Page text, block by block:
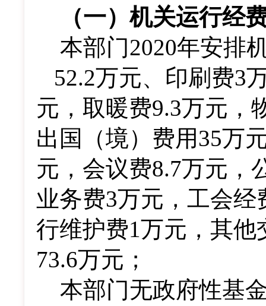
（一）机关运行经
本部门2020年安排
52.2万元、印刷费3
元，取暖费9.3万元，
出国（境）费用35万
元，会议费8.7万元，
业务费3万元，工会
行维护费1万元，其
73.6万元；
本部门无政府性基